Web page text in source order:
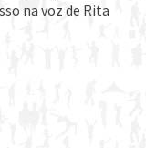
na voz de Rita